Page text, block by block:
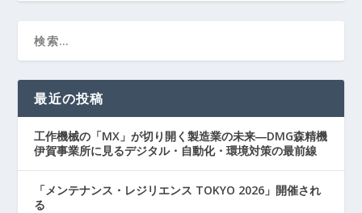
最近の投稿
工作機械の「MX」が切り開く製造業の未来―DMG森精機
伊賀事業所に見るデジタル・自動化・環境対策の最前線
「メンテナンス・レジリエンス TOKYO 2026」開催され
る